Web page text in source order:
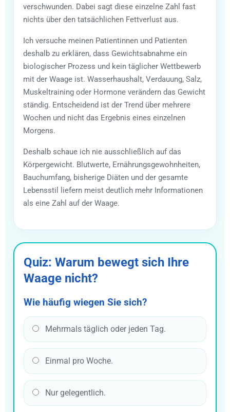
verschwunden. Dabei sagt diese einzelne Zahl fast
nichts über den tatsächlichen Fettverlust aus.
Ich versuche meinen Patientinnen und Patienten
deshalb zu erklären, dass Gewichtsabnahme ein
biologischer Prozess und kein täglicher Wettbewerb
mit der Waage ist. Wasserhaushalt, Verdauung, Salz,
Muskeltraining oder Hormone verändern das Gewicht
ständig. Entscheidend ist der Trend über mehrere
Wochen und nicht das Ergebnis eines einzelnen
Morgens.
Deshalb schaue ich nie ausschließlich auf das
Körpergewicht. Blutwerte, Ernährungsgewohnheiten,
Bauchumfang, bisherige Diäten und der gesamte
Lebensstil liefern meist deutlich mehr Informationen
als eine Zahl auf der Waage.
Quiz: Warum bewegt sich Ihre
Waage nicht?
Wie häufig wiegen Sie sich?
Mehrmals täglich oder jeden Tag.
Einmal pro Woche.
Nur gelegentlich.